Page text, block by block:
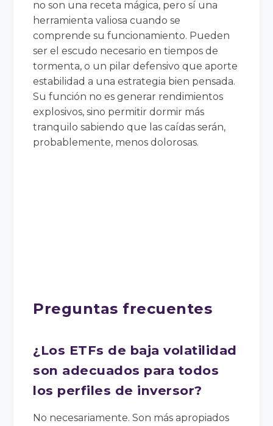
no son una receta mágica, pero sí una
herramienta valiosa cuando se
comprende su funcionamiento. Pueden
ser el escudo necesario en tiempos de
tormenta, o un pilar defensivo que aporte
estabilidad a una estrategia bien pensada.
Su función no es generar rendimientos
explosivos, sino permitir dormir más
tranquilo sabiendo que las caídas serán,
probablemente, menos dolorosas.
Preguntas frecuentes
¿Los ETFs de baja volatilidad
son adecuados para todos
los perfiles de inversor?
No necesariamente. Son más apropiados